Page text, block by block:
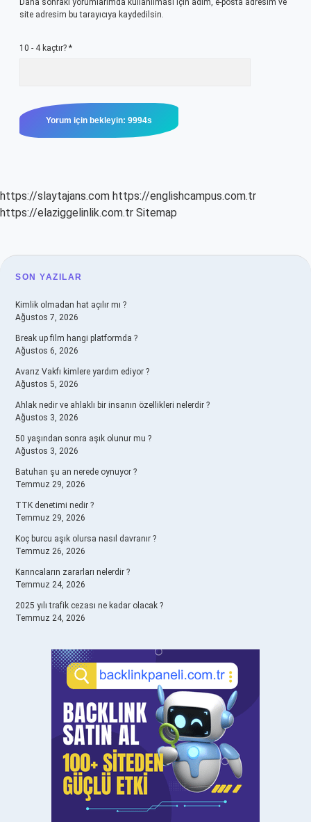
Daha sonraki yorumlarımda kullanılması için adım, e-posta adresim ve
site adresim bu tarayıcıya kaydedilsin.
10 - 4 kaçtır? *
https://slaytajans.com https://englishcampus.com.tr
https://elaziggelinlik.com.tr Sitemap
SIDEBAR
SON YAZILAR
Kimlik olmadan hat açılır mı ?
Ağustos 7, 2026
Break up film hangi platformda ?
Ağustos 6, 2026
Avarız Vakfı kimlere yardım ediyor ?
Ağustos 5, 2026
Ahlak nedir ve ahlaklı bir insanın özellikleri nelerdir ?
Ağustos 3, 2026
50 yaşından sonra aşık olunur mu ?
Ağustos 3, 2026
Batuhan şu an nerede oynuyor ?
Temmuz 29, 2026
TTK denetimi nedir ?
Temmuz 29, 2026
Koç burcu aşık olursa nasıl davranır ?
Temmuz 26, 2026
Karıncaların zararları nelerdir ?
Temmuz 24, 2026
2025 yılı trafik cezası ne kadar olacak ?
Temmuz 24, 2026